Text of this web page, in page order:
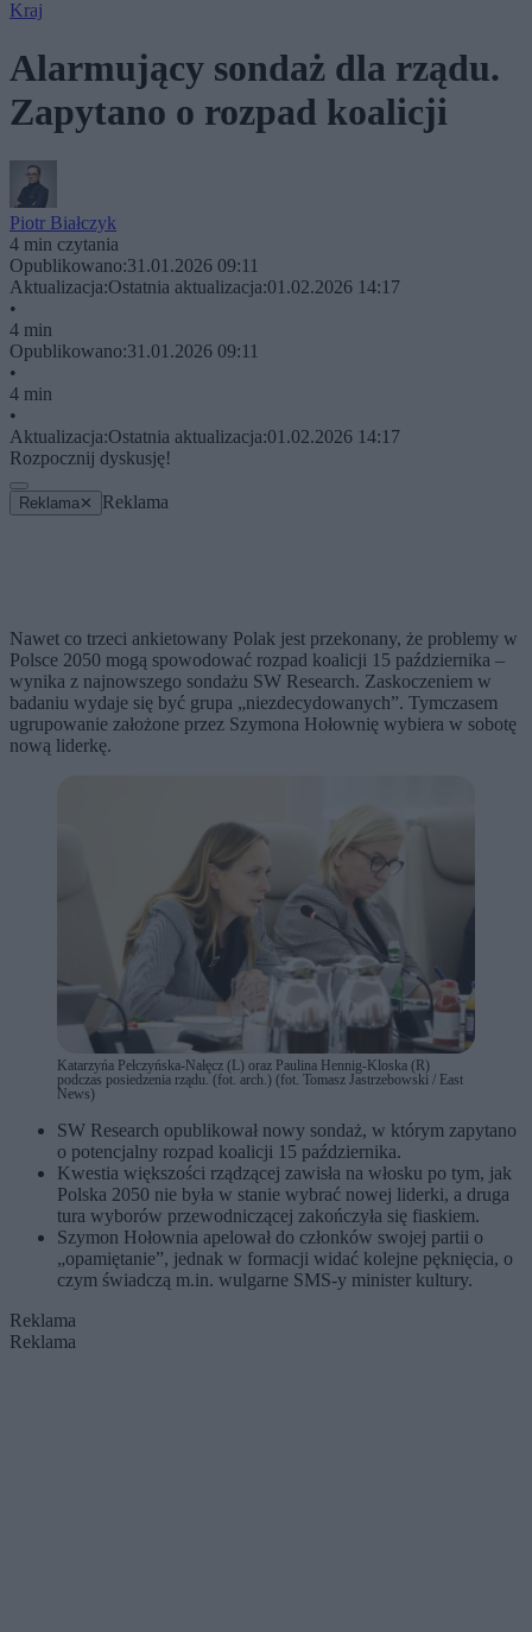
Kraj
Alarmujący sondaż dla rządu.
Zapytano o rozpad koalicji
Piotr Białczyk
4 min czytania
Opublikowano:31.01.2026 09:11
Aktualizacja:Ostatnia aktualizacja:01.02.2026 14:17
•
4 min
Opublikowano:31.01.2026 09:11
•
4 min
•
Aktualizacja:Ostatnia aktualizacja:01.02.2026 14:17
Rozpocznij dyskusję!
Reklama ✕ Reklama
Nawet co trzeci ankietowany Polak jest przekonany, że problemy w
Polsce 2050 mogą spowodować rozpad koalicji 15 października –
wynika z najnowszego sondażu SW Research. Zaskoczeniem w
badaniu wydaje się być grupa „niezdecydowanych”. Tymczasem
ugrupowanie założone przez Szymona Hołownię wybiera w sobotę
nową liderkę.
Katarzyńa Pełczyńska-Nałęcz (L) oraz Paulina Hennig-Kloska (R)
podczas posiedzenia rządu. (fot. arch.) (fot. Tomasz Jastrzebowski / East
News)
SW Research opublikował nowy sondaż, w którym zapytano
o potencjalny rozpad koalicji 15 października.
Kwestia większości rządzącej zawisła na włosku po tym, jak
Polska 2050 nie była w stanie wybrać nowej liderki, a druga
tura wyborów przewodniczącej zakończyła się fiaskiem.
Szymon Hołownia apelował do członków swojej partii o
„opamiętanie”, jednak w formacji widać kolejne pęknięcia, o
czym świadczą m.in. wulgarne SMS-y minister kultury.
Reklama
Reklama